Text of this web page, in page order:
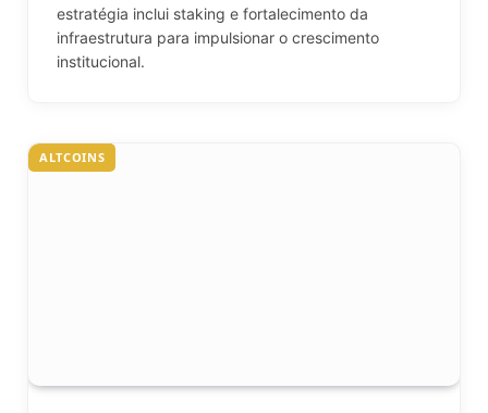
estratégia inclui staking e fortalecimento da
infraestrutura para impulsionar o crescimento
institucional.
ALTCOINS